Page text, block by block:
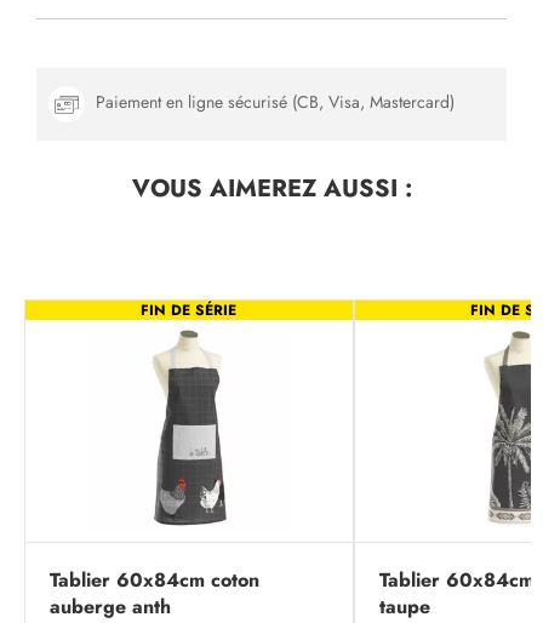
Paiement en ligne sécurisé (CB, Visa, Mastercard)
VOUS AIMEREZAUSSI :
FIN DE SÉRIE
Tablier 60x84cm coton
auberge anth
FIN DE
Tablier 60x84cm
taupe